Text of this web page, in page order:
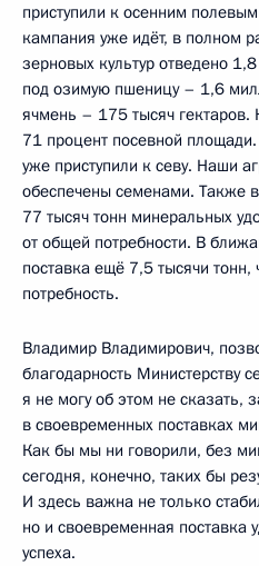
приступили к осенним
кампания уже идёт, в полном
зерновых культур отведено
под озимую пшеницу – 1,6
ячмень – 175 тысяч гектаров.
71 процент посевной
уже приступили к севу. Наши
обеспечены семенами. Также
77 тысяч тонн минеральных
от общей потребности. В
поставка ещё 7,5 тысячи
потребность.
Владимир Владимирович,
благодарность Министерству
я не могу об этом не сказать,
в своевременных поставках
Как бы мы ни говорили, без
сегодня, конечно, таких бы
И здесь важна не только
но и своевременная поставка
успеха.